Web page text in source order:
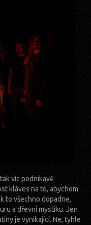
víc podnikavě
kláves na to, abychom
to všechno dopadne,
a dřevní mystiku. Jen
je vynikající. Ne, tyhle